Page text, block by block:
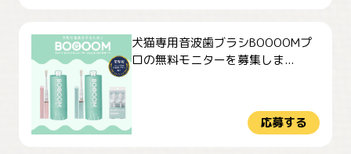
犬猫専用音波歯ブラシBOOOOMプ
ロの無料モニターを募集しま...
応募する